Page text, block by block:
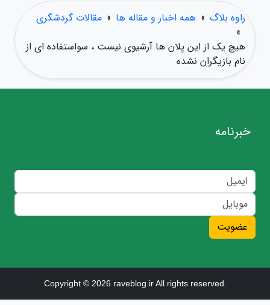
راوه بلاگ » همه اخبار و مقاله ها » مقالات گردشگری
»
هیچ یک از این پلان ها آرشیوی نیست ، سواستفاده ای از
نام بازیگران نشده
خبرنامه
عضویت
Copyright © 2026 raveblog.ir All rights reserved.